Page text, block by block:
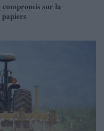
compromis sur la